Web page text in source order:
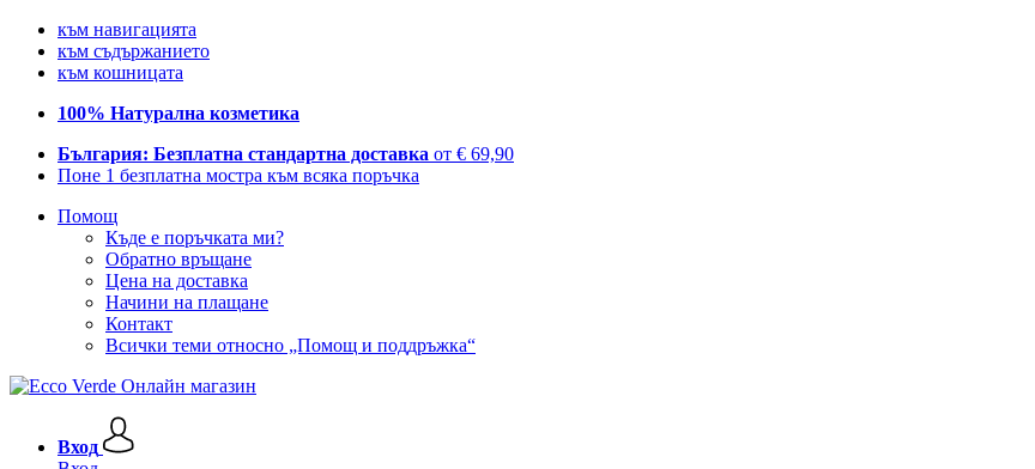
към навигацията
към съдържанието
към кошницата
100% Натурална козметика
България: Безплатна стандартна доставка от € 69,90
Поне 1 безплатна мостра към всяка поръчка
Помощ
Къде е поръчката ми?
Обратно връщане
Цена на доставка
Начини на плащане
Контакт
Всички теми относно „Помощ и поддръжка“
Вход